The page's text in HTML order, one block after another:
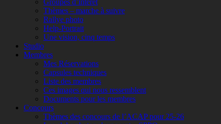
Groupes d’intérêt
Thèmes – marche à suivre
Rallye photo
Help-Portrait
Une vision, cinq temps
Studio
Membres
Mes Réservations
Capsules techniques
Liste des membres
Ces images qui nous ressemblent
Documents pour les membres
Concours
Thèmes des concours de l’ACAP pour 25-26